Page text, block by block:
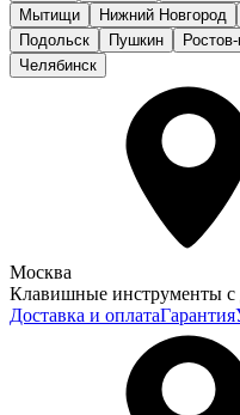
Мытищи
Нижний Новгород
Подольск
Пушкин
Челябинск
Москва
Клавишные инструменты
Доставка и оплатаГарантия